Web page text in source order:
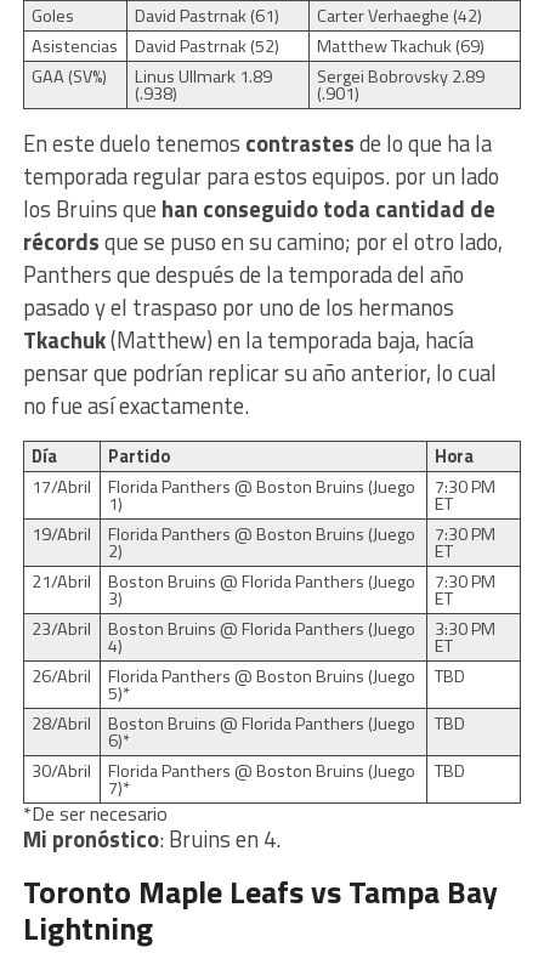
Goles
David Pastrnak (61)
Carter Verhaeghe (42)
Asistencias
David Pastrnak (52)
Matthew Tkachuk (69)
GAA (SV%)
Linus Ullmark 1.89
(.938)
Sergei Bobrovsky 2.89
(.901)
En este duelo tenemos contrastesde lo que ha la
temporada regular para estos equipos. por un lado
los Bruins que han conseguido toda cantidad de
récordsque se puso en su camino; por el otro lado,
Panthers que después de la temporada del año
pasado y el traspaso por uno de los hermanos
Tkachuk(Matthew) en la temporada baja, hacía
pensar que podrían replicar su año anterior, lo cual
no fue así exactamente.
Día Partido
Hora
17/Abril
Florida Panthers @ Boston Bruins (Juego
1)
7:30 PM
ET
19/Abril
Florida Panthers @ Boston Bruins (Juego
2)
7:30 PM
ET
21/Abril
Boston Bruins @ Florida Panthers (Juego
3)
7:30 PM
ET
23/Abril
Boston Bruins @ Florida Panthers (Juego
4)
3:30 PM
ET
26/Abril
Florida Panthers @ Boston Bruins (Juego
5)*
TBD
28/Abril
Boston Bruins @ Florida Panthers (Juego
6)*
TBD
30/Abril
Florida Panthers @ Boston Bruins (Juego
7)*
TBD
*De ser necesario
Mi pronóstico: Bruins en 4.
Toronto Maple Leafs vs Tampa Bay
Lightning